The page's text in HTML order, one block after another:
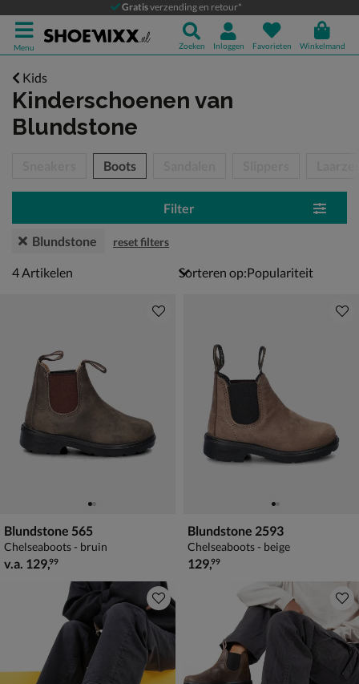
Gratisverzending en retour*
Menu Zoeken Inloggen Favorieten Winkelmand
Kids
Kinderschoenen van
Blundstone
Boots
Filter
Blundstone reset filters
4 artikelen
4Artikelen Sorteren op:
Blundstone 565
Chelseaboots - bruin
vanaf € 129,99
v.a. 129,99
Blundstone 2593
Chelseaboots - beige
€ 129,99
129,99